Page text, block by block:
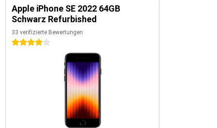
Apple iPhone SE 2022 64GB
Schwarz Refurbished
33 verifizierte Bewertungen
4 Sterne